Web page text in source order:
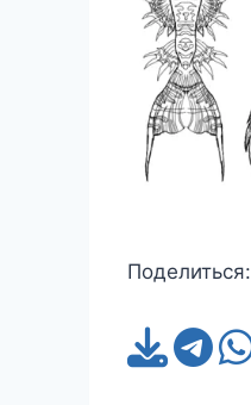
Поделиться: